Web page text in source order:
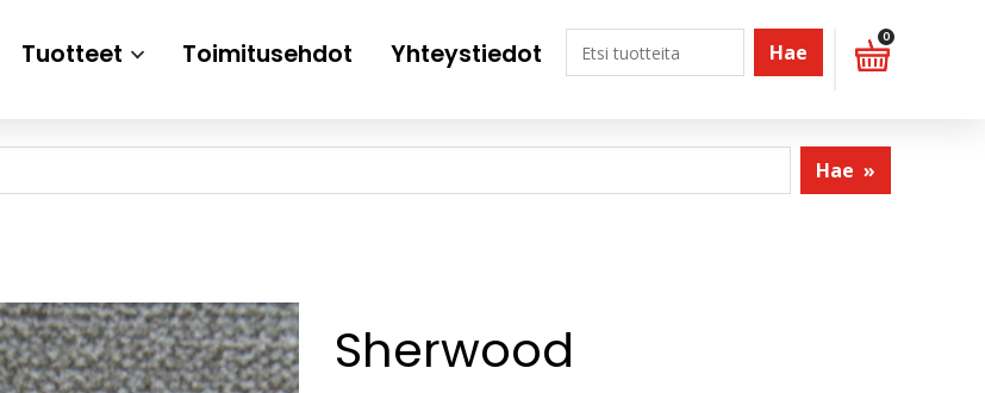
Tuotteet Toimitusehdot Yhteystiedot Hae
0
Hae »
Sherwood